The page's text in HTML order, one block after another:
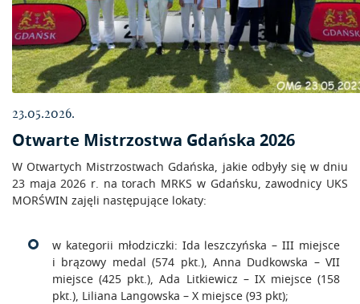
23.05.2026.
Otwarte Mistrzostwa Gdańska 2026
W Otwartych Mistrzostwach Gdańska, jakie odbyły się w dniu
23 maja 2026 r. na torach MRKS w Gdańsku, zawodnicy UKS
MORŚWIN zajęli następujące lokaty:
w kategorii młodziczki: Ida leszczyńska – III miejsce
i brązowy medal (574 pkt.), Anna Dudkowska – VII
miejsce (425 pkt.), Ada Litkiewicz – IX miejsce (158
pkt.), Liliana Langowska – X miejsce (93 pkt);